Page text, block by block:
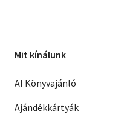
Mit kínálunk
AI Könyvajánló
Ajándékkártyák